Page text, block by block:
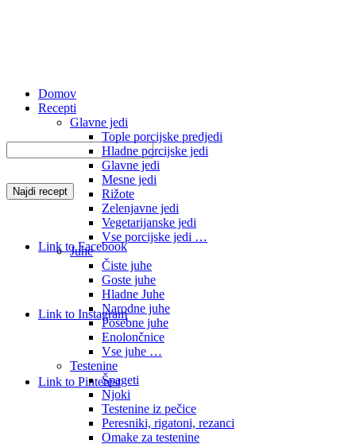
Link to Facebook
Link to Instagram
Link to Pinterest
Domov
Recepti
Glavne jedi
Tople porcijske predjedi
Hladne porcijske jedi
Glavne jedi
Mesne jedi
Rižote
Zelenjavne jedi
Vegetarijanske jedi
Vse porcijske jedi …
Juhe
Čiste juhe
Goste juhe
Hladne Juhe
Narodne juhe
Posebne juhe
Enolončnice
Vse juhe …
Testenine
Špageti
Njoki
Testenine iz pečice
Peresniki, rigatoni, rezanci
Omake za testenine